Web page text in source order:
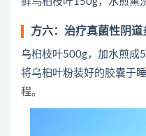
方六：治疗真菌性阴道
乌桕枝叶500g，加水煎成
将乌桕叶粉装好的胶囊于
程。